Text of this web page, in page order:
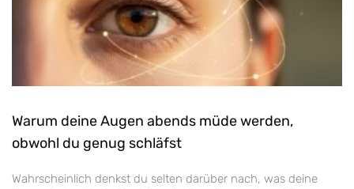
Warum deine Augen abends müde werden,
obwohl du genug schläfst
Wahrscheinlich denkst du selten darüber nach, was deine